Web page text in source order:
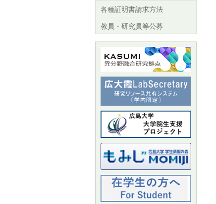
各種証明書請求方法
教員・研究員等公募